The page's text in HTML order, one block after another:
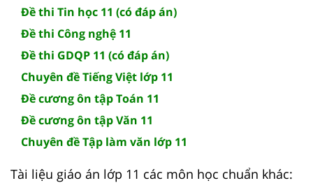
Đề thi Tin học 11 (có đáp án)
Đề thi Công nghệ 11
Đề thi GDQP 11 (có đáp án)
Chuyên đề Tiếng Việt lớp 11
Đề cương ôn tập Toán 11
Đề cương ôn tập Văn 11
Chuyên đề Tập làm văn lớp 11
Tài liệu giáo án lớp 11 các môn học chuẩn khác: